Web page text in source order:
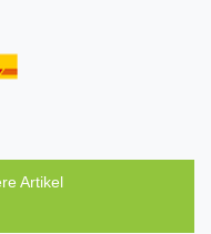
Artikel